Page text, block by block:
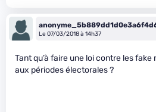
Le 07/03/2018 à 14h37
Tant qu’à faire une loi contre les
aux périodes électorales ?